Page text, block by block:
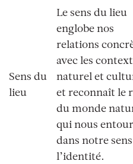
Sens du
lieu
Le sens du lieu
englobe nos
relations
avec les
naturel et
et reconnaît le
du monde
qui nous
dans notre
l’identité.